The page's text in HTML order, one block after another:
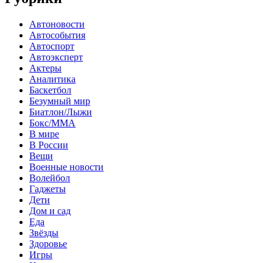
Автоновости
Автособытия
Автоспорт
Автоэксперт
Актеры
Аналитика
Баскетбол
Безумный мир
Биатлон/Лыжи
Бокс/MMA
В мире
В России
Вещи
Военные новости
Волейбол
Гаджеты
Дети
Дом и сад
Еда
Звёзды
Здоровье
Игры